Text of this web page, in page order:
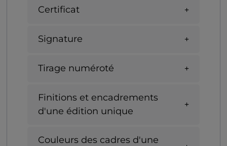
Certificat
Signature
Tirage numéroté
Finitions et encadrements
d'une édition unique
Couleurs des cadres d'une